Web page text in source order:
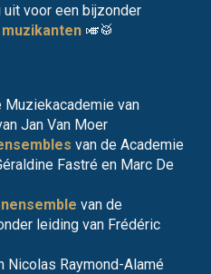
uit voor een bijzonder
muzikanten 🎺🥁
Muziekacademie van
Jan Van Moer
van de Academie
Fastré en Marc De
van de
leiding van Frédéric
Nicolas Raymond-Alamé